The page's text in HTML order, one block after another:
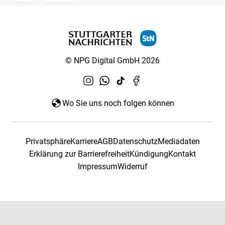
© NPG Digital GmbH 2026
Wo Sie uns noch folgen können
PrivatsphäreKarriereAGBDatenschutzMediadaten
Erklärung zur BarrierefreiheitKündigungKontakt
ImpressumWiderruf